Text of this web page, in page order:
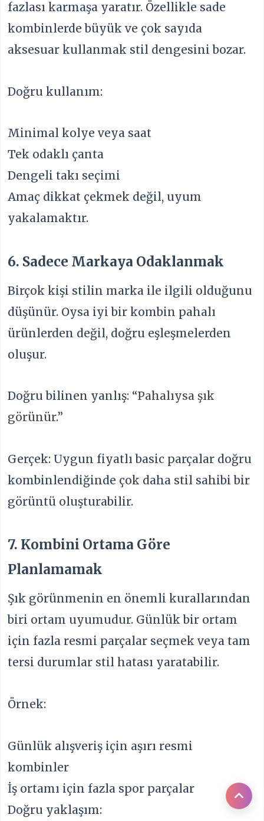
fazlası karmaşa yaratır. Özellikle sade
kombinlerde büyük ve çok sayıda
aksesuar kullanmak stil dengesini bozar.
Doğru kullanım:
Minimal kolye veya saat
Tek odaklı çanta
Dengeli takı seçimi
Amaç dikkat çekmek değil, uyum
yakalamaktır.
6. Sadece Markaya Odaklanmak
Birçok kişi stilin marka ile ilgili olduğunu
düşünür. Oysa iyi bir kombin pahalı
ürünlerden değil, doğru eşleşmelerden
oluşur.
Doğru bilinen yanlış: “Pahalıysa şık
görünür.”
Gerçek: Uygun fiyatlı basic parçalar doğru
kombinlendiğinde çok daha stil sahibi bir
görüntü oluşturabilir.
7. Kombini Ortama Göre
Planlamamak
Şık görünmenin en önemli kurallarından
biri ortam uyumudur. Günlük bir ortam
için fazla resmi parçalar seçmek veya tam
tersi durumlar stil hatası yaratabilir.
Örnek:
Günlük alışveriş için aşırı resmi
kombinler
İş ortamı için fazla spor parçalar
Doğru yaklaşım: